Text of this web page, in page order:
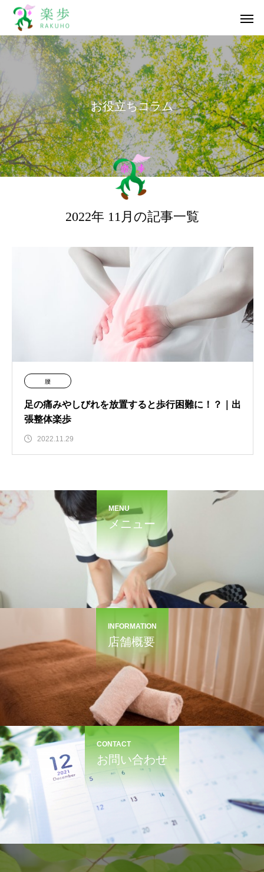
お役立ちコラム
2022年 11月の記事一覧
腰
足の痛みやしびれを放置すると歩行困難に！？｜出
張整体楽歩
2022.11.29
MENU
メニュー
INFORMATION
店舗概要
CONTACT
お問い合わせ